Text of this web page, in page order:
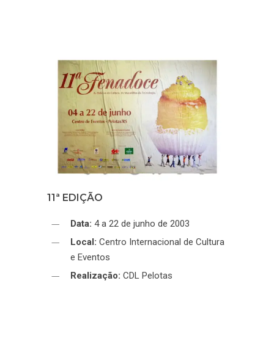
11ª EDIÇÃO
Data: 4 a 22 de junho de 2003
Local: Centro Internacional de Cultura
e Eventos
Realização: CDL Pelotas